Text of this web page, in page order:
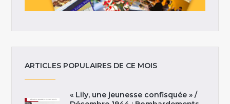
ARTICLES POPULAIRES DE CE MOIS
« Lily, une jeunesse confisquée » /